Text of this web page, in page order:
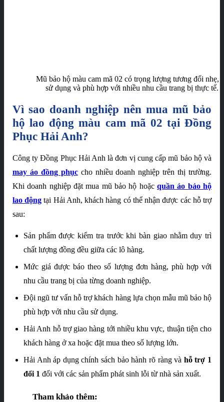
Mũ bảo hộ màu cam mã 02 có trọng lượng tương đối nhẹ,
sử dụng và phù hợp với nhiều nhu cầu trang bị thực tế.
Vì sao doanh nghiệp nên mua mũ bảo
hộ lao động màu cam mã 02 tại Đồng
Phục Hải Anh?
Công ty Đồng Phục Hải Anh là đơn vị cung cấp mũ bảo hộ và
may áo đồng phụccho nhiều doanh nghiệp trên thị trường.
Khi doanh nghiệp đặt mua mũ bảo hộ hoặc quần áo bảo hộ
lao động tại Hải Anh, khách hàng có thể nhận được các hỗ trợ
sau:
Sản phẩm được kiểm tra trước khi bàn giao nhằm duy trì
chất lượng đồng đều giữa các lô hàng.
Mức giá được báo theo số lượng đơn hàng, phù hợp với
nhu cầu trang bị của từng doanh nghiệp.
Đội ngũ tư vấn hỗ trợ khách hàng lựa chọn mẫu mũ bảo hộ
phù hợp với nhu cầu sử dụng.
Hải Anh hỗ trợ giao hàng tới nhiều khu vực, thuận tiện cho
khách hàng ở xa hoặc đặt mua theo số lượng lớn.
Hải Anh áp dụng chính sách bảo hành rõ ràng và hỗ trợ 1
đổi 1 đối với các sản phẩm phát sinh lỗi từ nhà sản xuất.
Tham khảo thêm: